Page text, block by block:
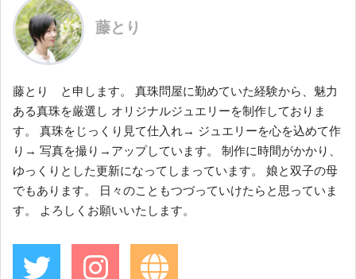
藤とり
藤とり と申します。 真珠問屋に勤めていた経験から、魅力
ある真珠を厳選し オリジナルジュエリーを制作しておりま
す。 真珠をじっくり見て仕入れ→ ジュエリーを心を込めて作
り→ 写真を撮り→アップしています。 制作に時間がかかり、
ゆっくりとした更新になってしまっています。 娘と双子の母
でもあります。 日々のこともつづっていけたらと思っていま
す。 よろしくお願いいたします。